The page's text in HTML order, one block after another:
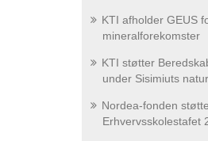
KTI afholder GEUS
mineralforekomster
KTI støtter
under Sisimiuts
Nordea-fonden
Erhvervsskolestafet